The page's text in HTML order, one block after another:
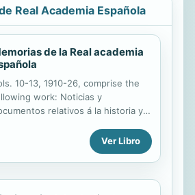
Real Academia Española
de la Real academia
10-13, 1910-26, comprise the
work: Noticias y
relativos á la historia y
Pérez Pastor, t. 1-4.Ver Libro